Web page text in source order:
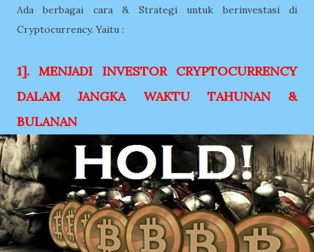
Ada berbagai cara & Strategi untuk berinvestasi di
Cryptocurrency. Yaitu :
1]. MENJADI INVESTOR CRYPTOCURRENCY
DALAM JANGKA WAKTU TAHUNAN &
BULANAN